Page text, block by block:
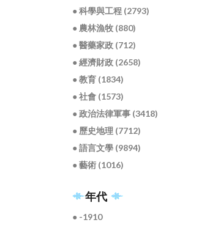
● 科學與工程 (2793)
● 農林漁牧 (880)
● 醫藥家政 (712)
● 經濟財政 (2658)
● 教育 (1834)
● 社會 (1573)
● 政治法律軍事 (3418)
● 歷史地理 (7712)
● 語言文學 (9894)
● 藝術 (1016)
年代
● -1910